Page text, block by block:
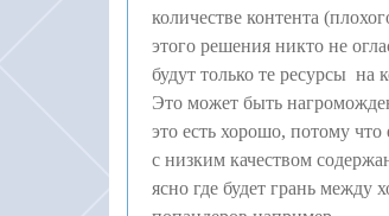
количестве контента
этого решения никто не
будут только те ресурсы на
Это может быть
это есть хорошо, потому что
с низким качеством
ясно где будет грань между